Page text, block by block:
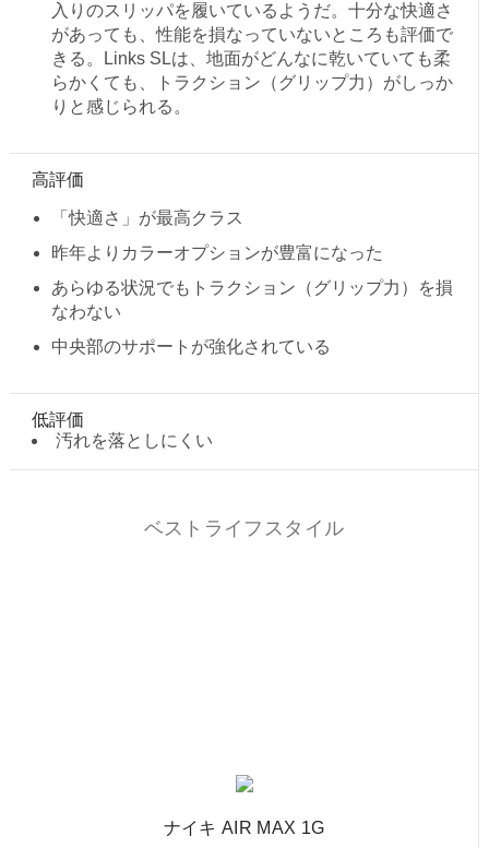
入りのスリッパを履いているようだ。十分な快適さ
があっても、性能を損なっていないところも評価で
きる。Links SLは、地面がどんなに乾いていても柔
らかくても、トラクション（グリップ力）がしっか
りと感じられる。
高評価
「快適さ」が最高クラス
昨年よりカラーオプションが豊富になった
あらゆる状況でもトラクション（グリップ力）を損
なわない
中央部のサポートが強化されている
低評価
汚れを落としにくい
ベストライフスタイル
ナイキ AIR MAX 1G